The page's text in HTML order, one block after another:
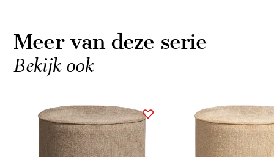
Meer van deze serie
Bekijk ook